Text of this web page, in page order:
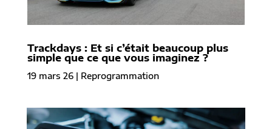
Trackdays : Et si c’était beaucoup plus
simple que ce que vous imaginez ?
19 mars 26| Reprogrammation